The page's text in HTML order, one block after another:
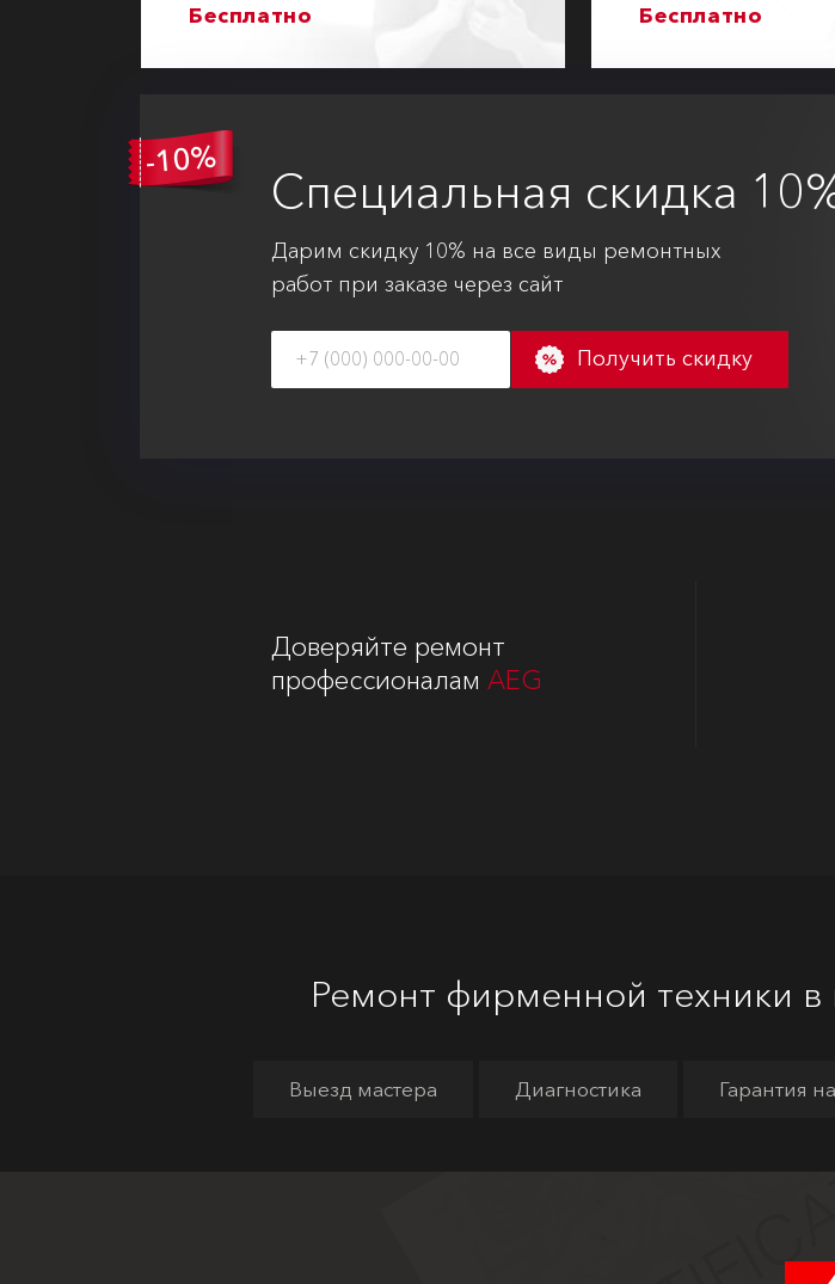
Бесплатно Бесплатно
Специальная скидка
Дарим скидку 10% на все виды ремонтных
работ при заказе через сайт
Получить скидку
Доверяйте ремонт
профессионалам AEG
Ремонт фирменной техники
Выезд мастера Диагностика Гарантия